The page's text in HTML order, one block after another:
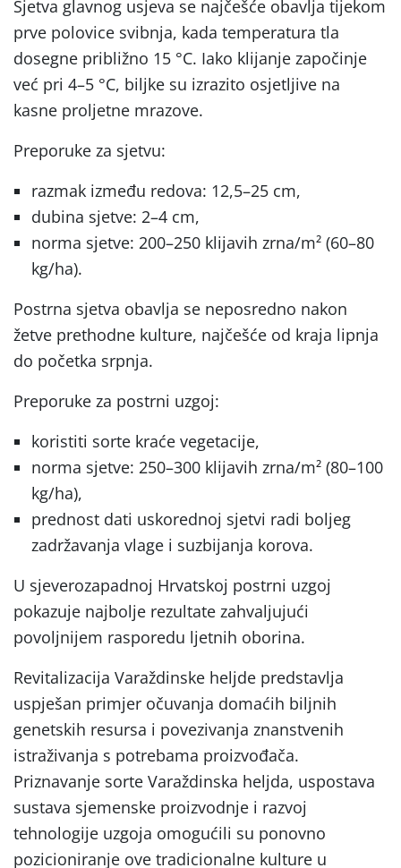
Sjetva glavnog usjeva se najčešće obavlja tijekom
prve polovice svibnja, kada temperatura tla
dosegne približno 15 °C. Iako klijanje započinje
već pri 4–5 °C, biljke su izrazito osjetljive na
kasne proljetne mrazove.
Preporuke za sjetvu:
razmak između redova: 12,5–25 cm,
dubina sjetve: 2–4 cm,
norma sjetve: 200–250 klijavih zrna/m² (60–80
kg/ha).
Postrna sjetva obavlja se neposredno nakon
žetve prethodne kulture, najčešće od kraja lipnja
do početka srpnja.
Preporuke za postrni uzgoj:
koristiti sorte kraće vegetacije,
norma sjetve: 250–300 klijavih zrna/m² (80–100
kg/ha),
prednost dati uskorednoj sjetvi radi boljeg
zadržavanja vlage i suzbijanja korova.
U sjeverozapadnoj Hrvatskoj postrni uzgoj
pokazuje najbolje rezultate zahvaljujući
povoljnijem rasporedu ljetnih oborina.
Revitalizacija Varaždinske heljde predstavlja
uspješan primjer očuvanja domaćih biljnih
genetskih resursa i povezivanja znanstvenih
istraživanja s potrebama proizvođača.
Priznavanje sorte Varaždinska heljda, uspostava
sustava sjemenske proizvodnje i razvoj
tehnologije uzgoja omogućili su ponovno
pozicioniranje ove tradicionalne kulture u